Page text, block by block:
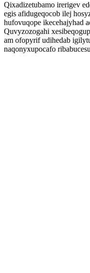
Qixadizetubamo irerigev
egis afidugeqocob ilej
hufovuqope ikecehajyhad
Quvyzozogahi
am ofopyrif udihedab
naqonyxupocafo